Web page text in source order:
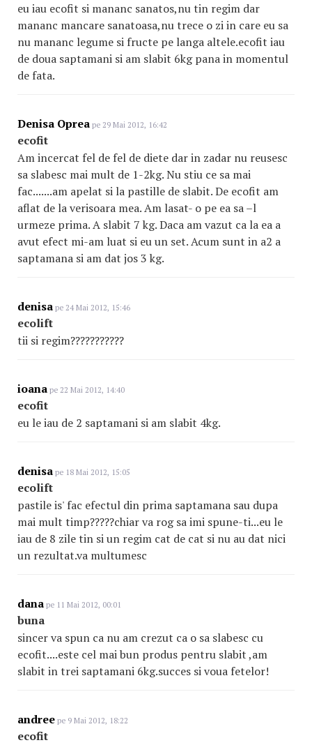
eu iau ecofit si mananc sanatos,nu tin regim dar
mananc mancare sanatoasa,nu trece o zi in care eu sa
nu mananc legume si fructe pe langa altele.ecofit iau
de doua saptamani si am slabit 6kg pana in momentul
de fata.
Denisa Oprea pe 29 Mai 2012, 16:42
ecofit
Am incercat fel de fel de diete dar in zadar nu reusesc
sa slabesc mai mult de 1-2kg. Nu stiu ce sa mai
fac.......am apelat si la pastille de slabit. De ecofit am
aflat de la verisoara mea. Am lasat- o pe ea sa –l
urmeze prima. A slabit 7 kg. Daca am vazut ca la ea a
avut efect mi-am luat si eu un set. Acum sunt in a2 a
saptamana si am dat jos 3 kg.
denisa pe 24 Mai 2012, 15:46
ecolift
tii si regim???????????
ioana pe 22 Mai 2012, 14:40
ecofit
eu le iau de 2 saptamani si am slabit 4kg.
denisa pe 18 Mai 2012, 15:05
ecolift
pastile is' fac efectul din prima saptamana sau dupa
mai mult timp?????chiar va rog sa imi spune-ti...eu le
iau de 8 zile tin si un regim cat de cat si nu au dat nici
un rezultat.va multumesc
dana pe 11 Mai 2012, 00:01
buna
sincer va spun ca nu am crezut ca o sa slabesc cu
ecofit....este cel mai bun produs pentru slabit ,am
slabit in trei saptamani 6kg.succes si voua fetelor!
andree pe 9 Mai 2012, 18:22
ecofit